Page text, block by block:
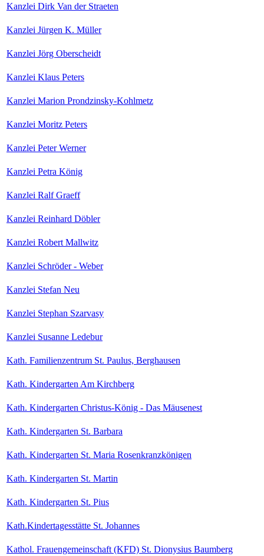
Kanzlei Dirk Van der Straeten
Kanzlei Jürgen K. Müller
Kanzlei Jörg Oberscheidt
Kanzlei Klaus Peters
Kanzlei Marion Prondzinsky-Kohlmetz
Kanzlei Moritz Peters
Kanzlei Peter Werner
Kanzlei Petra König
Kanzlei Ralf Graeff
Kanzlei Reinhard Döbler
Kanzlei Robert Mallwitz
Kanzlei Schröder - Weber
Kanzlei Stefan Neu
Kanzlei Stephan Szarvasy
Kanzlei Susanne Ledebur
Kath. Familienzentrum St. Paulus, Berghausen
Kath. Kindergarten Am Kirchberg
Kath. Kindergarten Christus-König - Das Mäusenest
Kath. Kindergarten St. Barbara
Kath. Kindergarten St. Maria Rosenkranzkönigen
Kath. Kindergarten St. Martin
Kath. Kindergarten St. Pius
Kath.Kindertagesstätte St. Johannes
Kathol. Frauengemeinschaft (KFD) St. Dionysius Baumberg